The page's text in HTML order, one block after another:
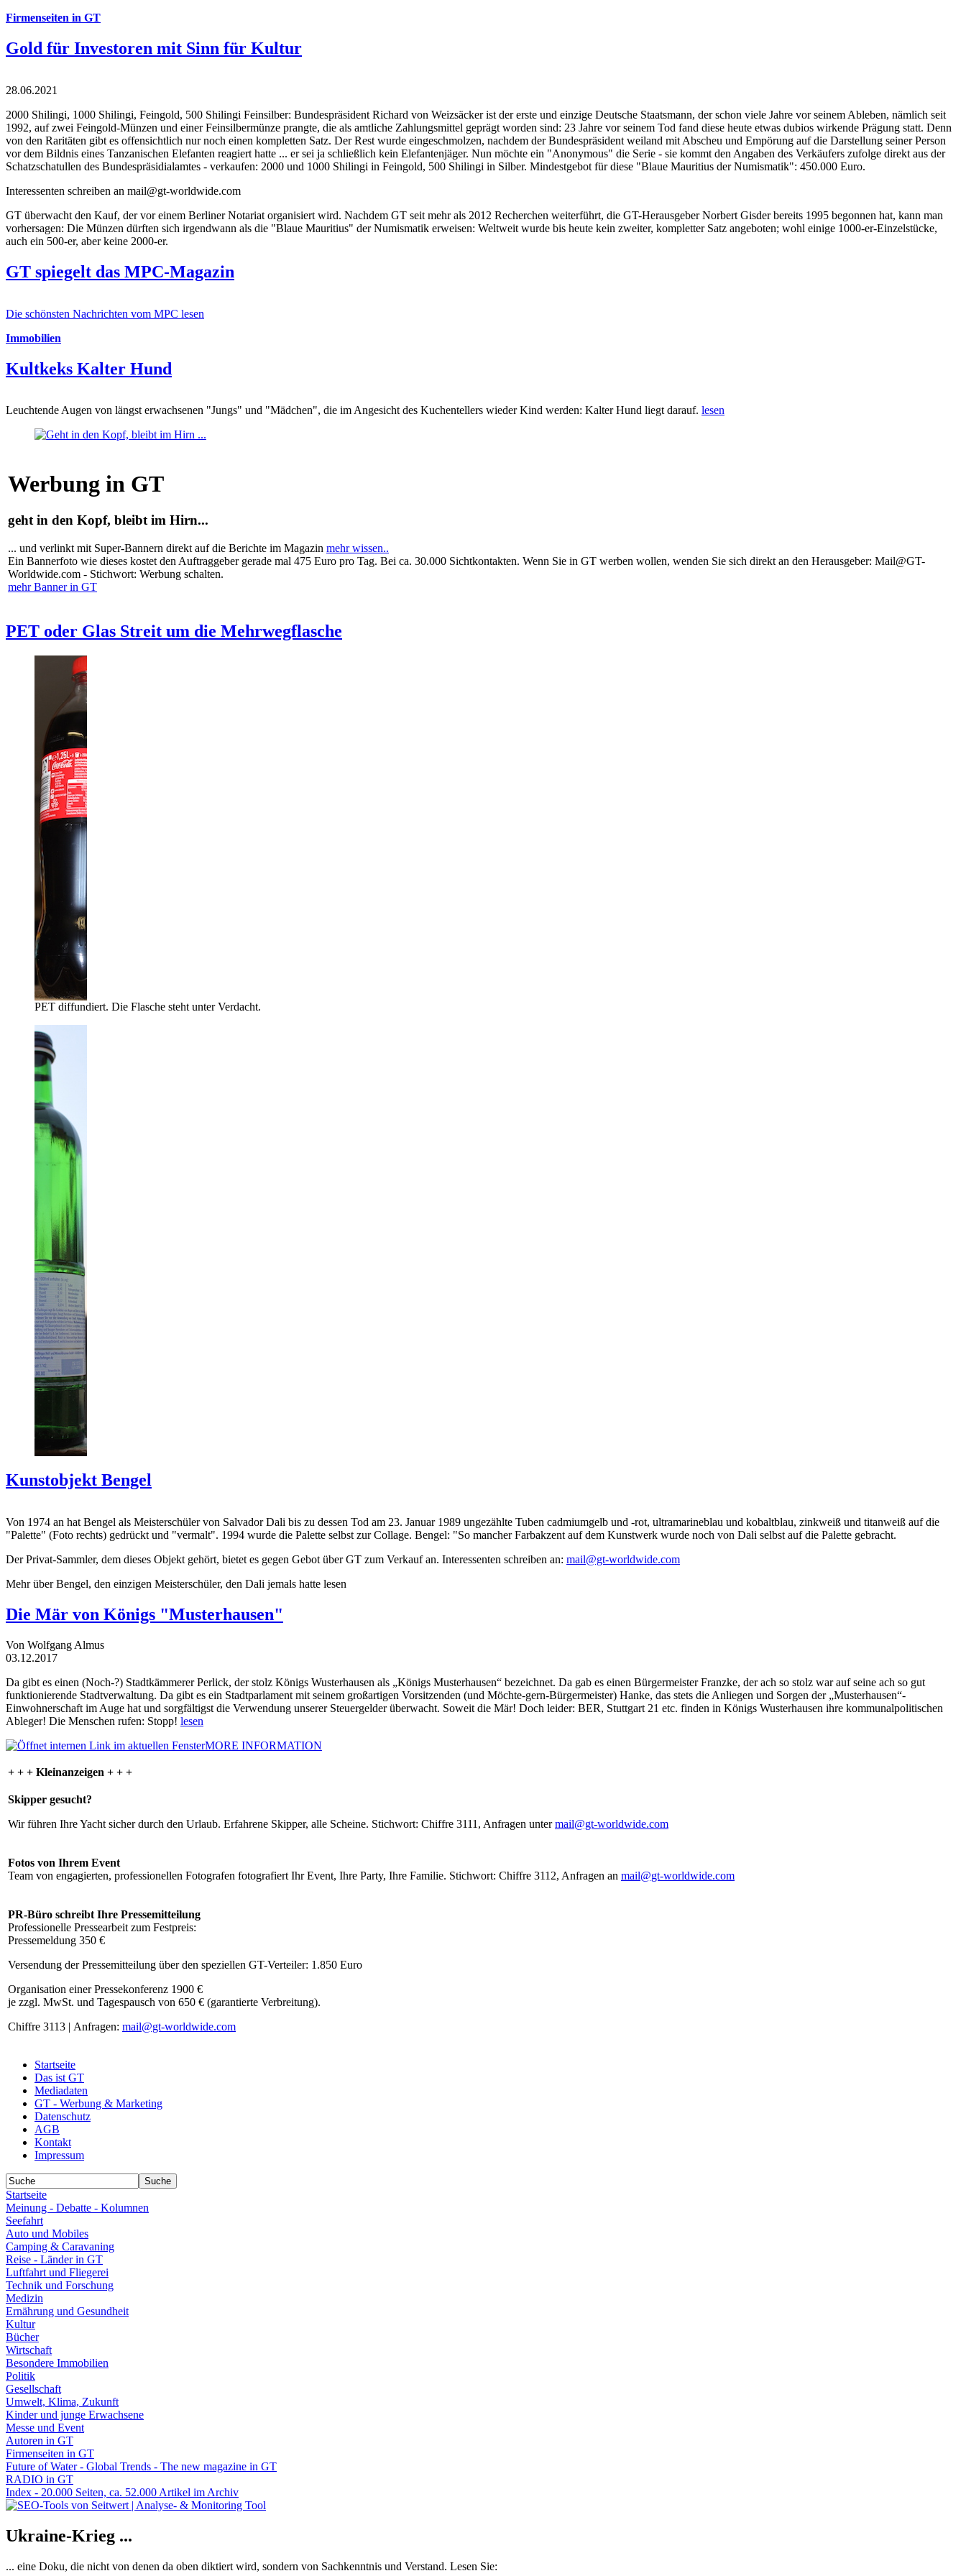
Firmenseiten in GT
Gold für Investoren mit Sinn für Kultur
28.06.2021
2000 Shilingi, 1000 Shilingi, Feingold, 500 Shilingi Feinsilber: Bundespräsident Richard von Weizsäcker ist der erste und einzige Deutsche Staatsmann, der schon viele Jahre vor seinem Ableben, nämlich seit
1992, auf zwei Feingold-Münzen und einer Feinsilbermünze prangte, die als amtliche Zahlungsmittel geprägt worden sind: 23 Jahre vor seinem Tod fand diese heute etwas dubios wirkende Prägung statt. Denn
von den Raritäten gibt es offensichtlich nur noch einen kompletten Satz. Der Rest wurde eingeschmolzen, nachdem der Bundespräsident weiland mit Abscheu und Empörung auf die Darstellung seiner Person
vor dem Bildnis eines Tanzanischen Elefanten reagiert hatte ... er sei ja schließlich kein Elefantenjäger. Nun möchte ein "Anonymous" die Serie - sie kommt den Angaben des Verkäufers zufolge direkt aus der
Schatzschatullen des Bundespräsidialamtes - verkaufen: 2000 und 1000 Shilingi in Feingold, 500 Shilingi in Silber. Mindestgebot für diese "Blaue Mauritius der Numismatik": 450.000 Euro.
Interessenten schreiben an mail@gt-worldwide.com
GT überwacht den Kauf, der vor einem Berliner Notariat organisiert wird. Nachdem GT seit mehr als 2012 Recherchen weiterführt, die GT-Herausgeber Norbert Gisder bereits 1995 begonnen hat, kann man
vorhersagen: Die Münzen dürften sich irgendwann als die "Blaue Mauritius" der Numismatik erweisen: Weltweit wurde bis heute kein zweiter, kompletter Satz angeboten; wohl einige 1000-er-Einzelstücke,
auch ein 500-er, aber keine 2000-er.
GT spiegelt das MPC-Magazin
Die schönsten Nachrichten vom MPC lesen
Immobilien
Kultkeks Kalter Hund
Leuchtende Augen von längst erwachsenen "Jungs" und "Mädchen", die im Angesicht des Kuchentellers wieder Kind werden: Kalter Hund liegt darauf. lesen
Werbung in GT
geht in den Kopf, bleibt im Hirn...
... und verlinkt mit Super-Bannern direkt auf die Berichte im Magazin mehr wissen..
Ein Bannerfoto wie dieses kostet den Auftraggeber gerade mal 475 Euro pro Tag. Bei ca. 30.000 Sichtkontakten. Wenn Sie in GT werben wollen, wenden Sie sich direkt an den Herausgeber: Mail@GT-
Worldwide.com - Stichwort: Werbung schalten.
mehr Banner in GT
PET oder Glas Streit um die Mehrwegflasche
PET diffundiert. Die Flasche steht unter Verdacht.
Kunstobjekt Bengel
Von 1974 an hat Bengel als Meisterschüler von Salvador Dali bis zu dessen Tod am 23. Januar 1989 ungezählte Tuben cadmiumgelb und -rot, ultramarineblau und kobaltblau, zinkweiß und titanweiß auf die
"Palette" (Foto rechts) gedrückt und "vermalt". 1994 wurde die Palette selbst zur Collage. Bengel: "So mancher Farbakzent auf dem Kunstwerk wurde noch von Dali selbst auf die Palette gebracht.
Der Privat-Sammler, dem dieses Objekt gehört, bietet es gegen Gebot über GT zum Verkauf an. Interessenten schreiben an: mail@gt-worldwide.com
Mehr über Bengel, den einzigen Meisterschüler, den Dali jemals hatte lesen
Die Mär von Königs "Musterhausen"
Von Wolfgang Almus
03.12.2017
Da gibt es einen (Noch-?) Stadtkämmerer Perlick, der stolz Königs Wusterhausen als „Königs Musterhausen“ bezeichnet. Da gab es einen Bürgermeister Franzke, der ach so stolz war auf seine ach so gut
funktionierende Stadtverwaltung. Da gibt es ein Stadtparlament mit seinem großartigen Vorsitzenden (und Möchte-gern-Bürgermeister) Hanke, das stets die Anliegen und Sorgen der „Musterhausen“-
Einwohnerschaft im Auge hat und sorgfältigst die Verwendung unserer Steuergelder überwacht. Soweit die Mär! Doch leider: BER, Stuttgart 21 etc. finden in Königs Wusterhausen ihre kommunalpolitischen
Ableger! Die Menschen rufen: Stopp! lesen
MORE INFORMATION
+ + + Kleinanzeigen + + +
Skipper gesucht?
Wir führen Ihre Yacht sicher durch den Urlaub. Erfahrene Skipper, alle Scheine. Stichwort: Chiffre 3111, Anfragen untermail@gt-worldwide.com
Fotos von Ihrem Event
Team von engagierten, professionellen Fotografen fotografiert Ihr Event, Ihre Party, Ihre Familie. Stichwort: Chiffre 3112, Anfragen an mail@gt-worldwide.com
PR-Büro schreibt Ihre Pressemitteilung
Professionelle Pressearbeit zum Festpreis:
Pressemeldung 350 €
Versendung der Pressemitteilung über den speziellen GT-Verteiler: 1.850 Euro
Organisation einer Pressekonferenz 1900 €
je zzgl. MwSt. und Tagespausch von 650 € (garantierte Verbreitung).
Chiffre 3113 | Anfragen: mail@gt-worldwide.com
Startseite
Das ist GT
Mediadaten
GT - Werbung & Marketing
Datenschutz
AGB
Kontakt
Impressum
Startseite
Meinung - Debatte - Kolumnen
Seefahrt
Auto und Mobiles
Camping & Caravaning
Reise - Länder in GT
Luftfahrt und Fliegerei
Technik und Forschung
Medizin
Ernährung und Gesundheit
Kultur
Bücher
Wirtschaft
Besondere Immobilien
Politik
Gesellschaft
Umwelt, Klima, Zukunft
Kinder und junge Erwachsene
Messe und Event
Autoren in GT
Firmenseiten in GT
Future of Water - Global Trends - The new magazine in GT
RADIO in GT
Index - 20.000 Seiten, ca. 52.000 Artikel im Archiv
Ukraine-Krieg ...
... eine Doku, die nicht von denen da oben diktiert wird, sondern von Sachkenntnis und Verstand. Lesen Sie: